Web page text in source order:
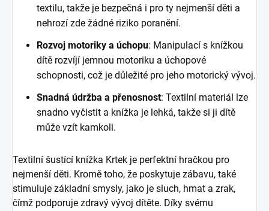
textilu, takže je bezpečná i pro ty nejmenší děti a
nehrozí zde žádné riziko poranění.
Rozvoj motoriky a úchopu: Manipulací s knížkou
dítě rozvíjí jemnou motoriku a úchopové
schopnosti, což je důležité pro jeho motorický vývoj.
Snadná údržba a přenosnost: Textilní materiál lze
snadno vyčistit a knížka je lehká, takže si ji dítě
může vzít kamkoli.
Textilní šustící knížka Krtek je perfektní hračkou pro
nejmenší děti. Kromě toho, že poskytuje zábavu, také
stimuluje základní smysly, jako je sluch, hmat a zrak,
čímž podporuje zdravý vývoj dítěte. Díky svému